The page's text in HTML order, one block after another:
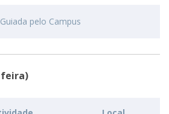
pelo Campus
feira)